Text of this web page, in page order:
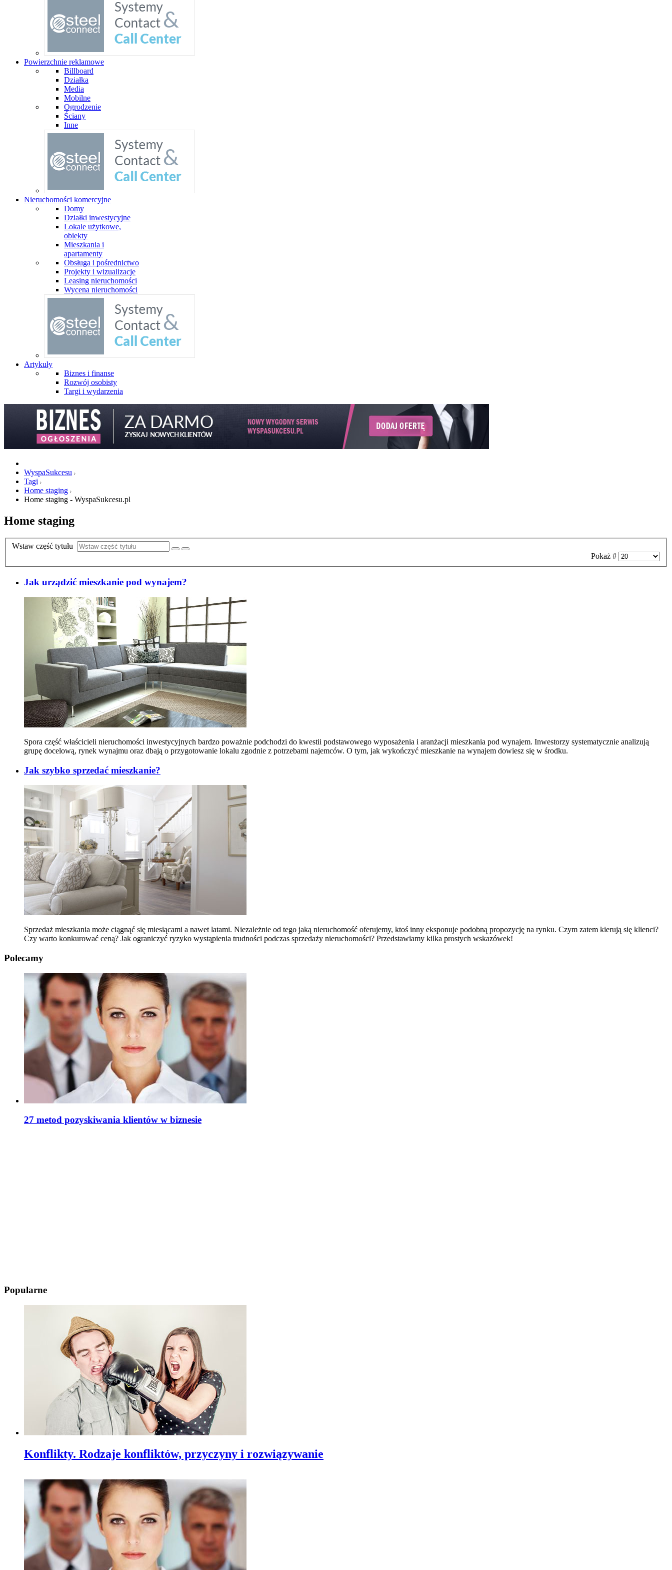
Powierzchnie reklamowe
Billboard
Działka
Media
Mobilne
Ogrodzenie
Ściany
Inne
Nieruchomości komercyjne
Domy
Działki inwestycyjne
Lokale użytkowe,
obiekty
Mieszkania i
apartamenty
Obsługa i pośrednictwo
Projekty i wizualizacje
Leasing nieruchomości
Wycena nieruchomości
Artykuły
Biznes i finanse
Rozwój osobisty
Targi i wydarzenia
WyspaSukcesu
Tagi
Home staging
Home staging - WyspaSukcesu.pl
Home staging
Wstaw część tytułu
Pokaż #
Jak urządzić mieszkanie pod wynajem?
Spora część właścicieli nieruchomości inwestycyjnych bardzo poważnie podchodzi do kwestii podstawowego wyposażenia i aranżacji mieszkania pod wynajem. Inwestorzy systematycznie analizują
grupę docelową, rynek wynajmu oraz dbają o przygotowanie lokalu zgodnie z potrzebami najemców. O tym, jak wykończyć mieszkanie na wynajem dowiesz się w środku.
Jak szybko sprzedać mieszkanie?
Sprzedaż mieszkania może ciągnąć się miesiącami a nawet latami. Niezależnie od tego jaką nieruchomość oferujemy, ktoś inny eksponuje podobną propozycję na rynku. Czym zatem kierują się klienci?
Czy warto konkurować ceną? Jak ograniczyć ryzyko wystąpienia trudności podczas sprzedaży nieruchomości? Przedstawiamy kilka prostych wskazówek!
Polecamy
27 metod pozyskiwania klientów w biznesie
Popularne
Konflikty. Rodzaje konfliktów, przyczyny i rozwiązywanie